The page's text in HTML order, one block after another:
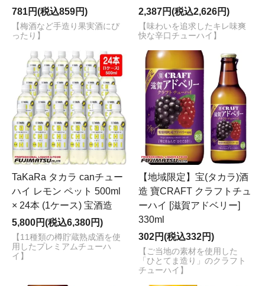
781円(税込859円)
【梅酒など手造り果実酒にぴ
ったり】
2,387円(税込2,626円)
【味わいを追求したキレ味爽
快な辛口チューハイ】
TaKaRa タカラ canチュー
ハイ レモン ペット 500ml
× 24本 (1ケース) 宝酒造
5,800円(税込6,380円)
【11種類の樽貯蔵熟成酒を使
用したプレミアムチューハ
イ】
【地域限定】宝(タカラ)酒
造 寶CRAFT クラフトチュ
ーハイ [滋賀アドベリー]
330ml
302円(税込332円)
【ご当地の素材を使用した
「ひとてま造り」のクラフト
チューハイ】